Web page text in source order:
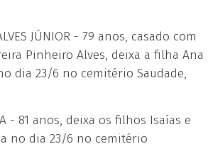
JÚNIOR - 79 anos, casado com
Pinheiro Alves, deixa a filha Ana
dia 23/6 no cemitério Saudade,
- 81 anos, deixa os filhos Isaías e
no dia 23/6 no cemitério